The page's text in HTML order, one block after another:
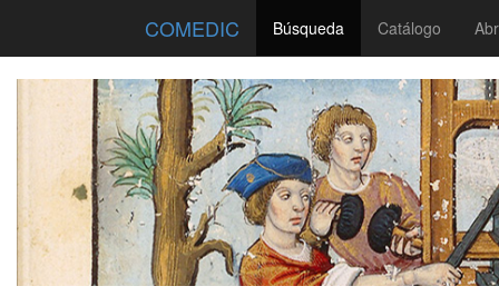
COMEDIC Búsqueda Catálogo